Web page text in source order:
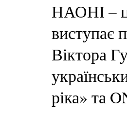
НАОНІ –
виступає
Віктора
ріка» та